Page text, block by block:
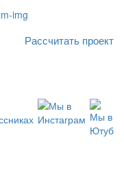
Рассчитать проект